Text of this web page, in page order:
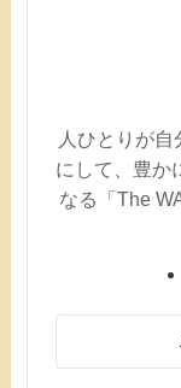
人ひとりが
にして、豊か
なる「The